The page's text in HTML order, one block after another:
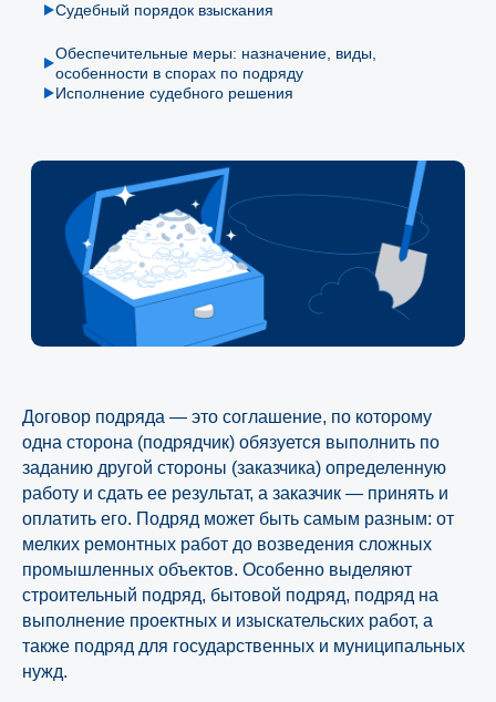
Судебный порядок взыскания
Обеспечительные меры: назначение, виды,
особенности в спорах по подряду
Исполнение судебного решения
Договор подряда — это соглашение, по которому
одна сторона (подрядчик) обязуется выполнить по
заданию другой стороны (заказчика) определенную
работу и сдать ее результат, а заказчик — принять и
оплатить его. Подряд может быть самым разным: от
мелких ремонтных работ до возведения сложных
промышленных объектов. Особенно выделяют
строительный подряд, бытовой подряд, подряд на
выполнение проектных и изыскательских работ, а
также подряд для государственных и муниципальных
нужд.